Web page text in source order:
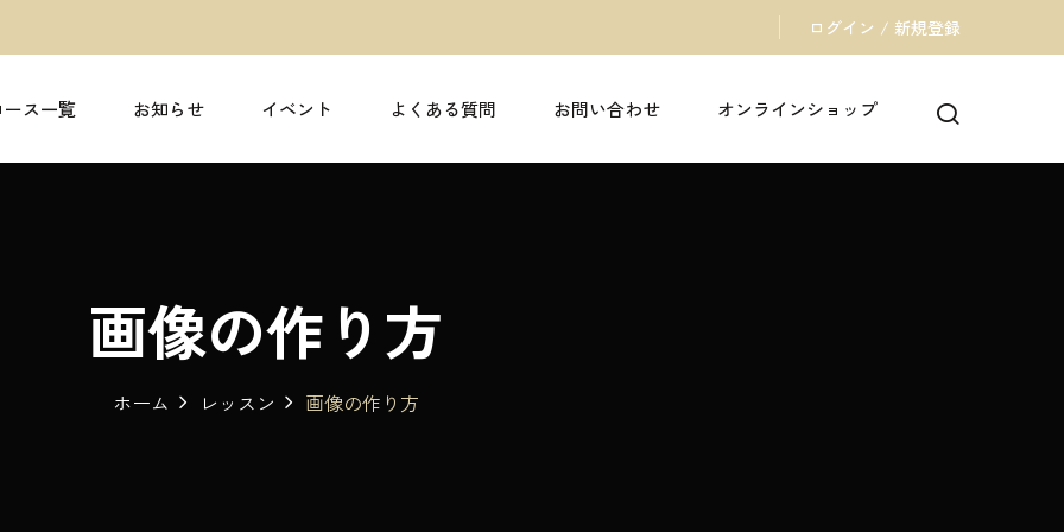
ログイン / 新規登録
ス一覧 お知らせ イベント よくある質問 お問い合わせ オンラインショップ
画像の作り方
ホーム レッスン 画像の作り方